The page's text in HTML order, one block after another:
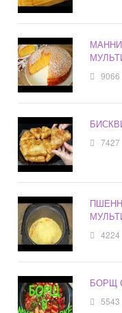
9066
7427
4224
БОРЩ
5543